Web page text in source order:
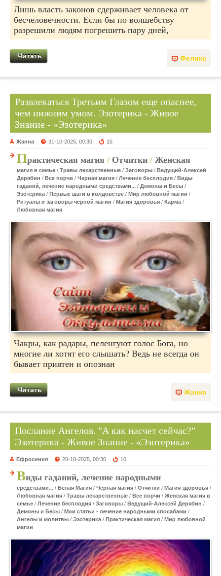
Лишь власть законов сдерживает человека от
бесчеловечности. Если бы по волшебству
разрешили людям погрешить пару дней,
Феликс
Читать
Развлекаться Третьим Глазом еще опаснее,
чем нижним умом. Эзотерика - Живое
Знание - «Эзотерика»
Жанна 31-10-2025, 00:30 15
Практическая магия / Отчитки / Женская
магия в семье / Травы лекарственные / Заговоры / Ведущий-Алексей
Дерябин / Все порчи / Черная магия / Лечение бесплодия / Виды
гаданий, лечение народными средствами... / Демоны и Бесы /
Эзотерика / Первые шаги в колдовстве / Мир любовной магии /
Ритуалы и заговоры черной магии / Магия здоровья / Карма /
Любовная магия
Чакры, как радары, пеленгуют голос Бога, но
многие ли хотят его слышать? Ведь не всегда он
бывает приятен и опознан
Жанна
Читать
Послание Ангелов. "А как насчет сейчас?"
Эзотерика - Живое Знание - «Эзотерика»
Ефросиния 20-10-2025, 00:30 10
Виды гаданий, лечение народными
средствами... / Белая Магия / Черная магия / Отчитки / Магия здоровья /
Любовная магия / Травы лекарственные / Все порчи / Женская магия в
семье / Лечение бесплодия / Заговоры / Ведущий-Алексей Дерябин /
Демоны и Бесы / Мои статьи - лечение народными спосабами /
Ангелы и молитвы / Эзотерика / Практическая магия / Мир любовной
магии